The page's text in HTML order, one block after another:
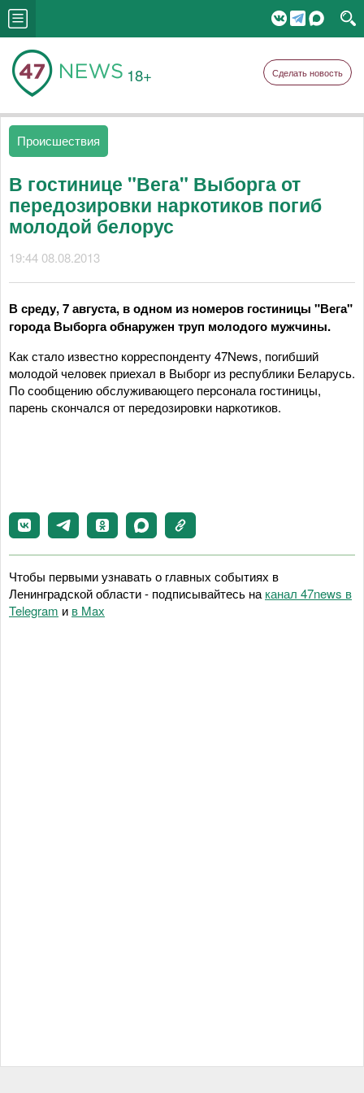
18+ Сделать новость
Происшествия
В гостинице "Вега" Выборга от
передозировки наркотиков погиб
молодой белорус
19:44 08.08.2013
В среду, 7 августа, в одном из номеров гостиницы "Вега"
города Выборга обнаружен труп молодого мужчины.
Как стало известно корреспонденту 47News, погибший
молодой человек приехал в Выборг из республики Беларусь.
По сообщению обслуживающего персонала гостиницы,
парень скончался от передозировки наркотиков.
Чтобы первыми узнавать о главных событиях в
Ленинградской области - подписывайтесь на канал 47news в
Telegram и в Maх